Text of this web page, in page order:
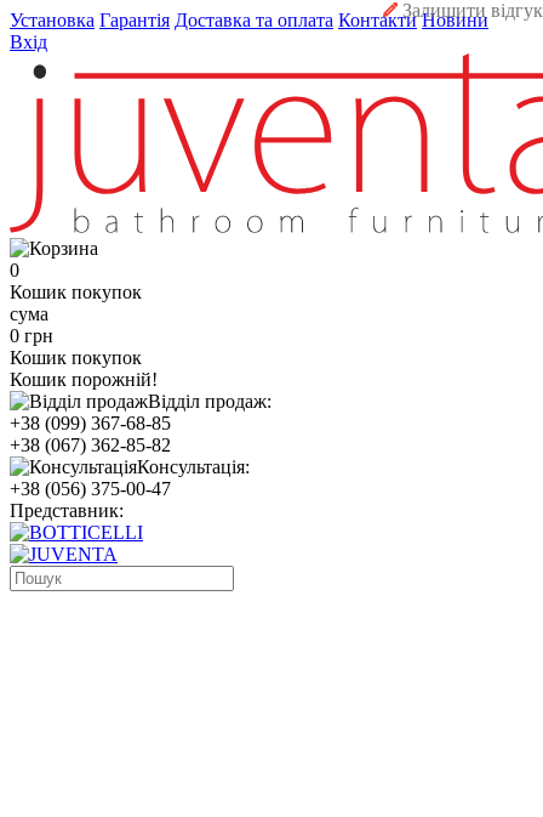
Установка Гарантія Доставка та оплата Контакти Новини
Вхід
0
Кошик покупок
сума
0 грн
Кошик покупок
Кошик порожній!
Відділ продаж:
+38 (099) 367-68-85
+38 (067) 362-85-82
Консультація:
+38 (056) 375-00-47
Представник:
Залишити відгук